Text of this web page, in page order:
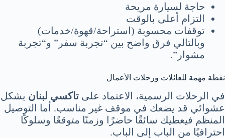
حاجة لسيارة مريحة
التزام أعلى بالوقت
توقفات محسوبة (استراحة/قهوة/خدمات)
وبالتالي فرق واضح بين “تجربة سفر” و“تجربة
مشوار”.
نقطة مهمة للعائلات ورحلات الأعمال
في الرحلات الرسمية، الاعتماد على تاكسي لبنان بشكل
عشوائي قد يضعك في موقف غير مناسب. أما التوصيل
المنظم فيعطيك سائقًا حاضرًا وزمنًا متوقعًا وسلوكًا
احترافيًا من الباب إلى الباب.